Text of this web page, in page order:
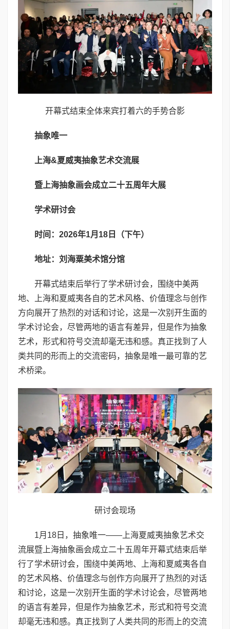
开幕式结束全体来宾打着六的手势合影
抽象唯一
上海&夏威夷抽象艺术交流展
暨上海抽象画会成立二十五周年大展
学术研讨会
时间：2026年1月18日（下午）
地址：刘海粟美术馆分馆
开幕式结束后举行了学术研讨会，围绕中美两
地、上海和夏威夷各自的艺术风格、价值理念与创作
方向展开了热烈的对话和讨论，这是一次别开生面的
学术讨论会，尽管两地的语言有差异，但是作为抽象
艺术，形式和符号交流却毫无违和感。真正找到了人
类共同的形而上的交流密码，抽象是唯一最可靠的艺
术桥梁。
研讨会现场
1月18日，抽象唯一——上海夏威夷抽象艺术交
流展暨上海抽象画会成立二十五周年开幕式结束后举
行了学术研讨会，围绕中美两地、上海和夏威夷各自
的艺术风格、价值理念与创作方向展开了热烈的对话
和讨论，这是一次别开生面的学术讨论会，尽管两地
的语言有差异，但是作为抽象艺术，形式和符号交流
却毫无违和感。真正找到了人类共同的形而上的交流